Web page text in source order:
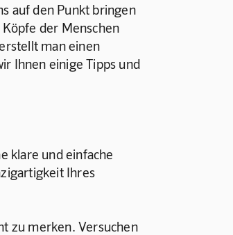
auf den Punkt bringen
der Menschen
man einen
Ihnen einige Tipps und
klare und einfache
Ihres
zu merken. Versuchen